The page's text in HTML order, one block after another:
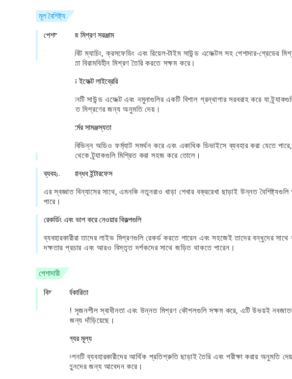
মূল বৈশিষ্ট্য
পেশাদার ডিজে মিশ্রণ সরঞ্জাম
ডিজে এটা! বিট ম্যাচিং, ক্রসফেডিং এবং রিয়েল-টাইম সাউন্ড এফেক্টস সহ পেশাদার-গ্রেডের
প্রো এর মতো বিরামবিহীন মিশ্রণ তৈরি করতে সক্ষম করে।
বিস্তৃত সাউন্ড ইফেক্ট লাইব্রেরি
অ্যাপ্লিকেশনটি সাউন্ড এফেক্ট এবং নমুনাগুলির একটি বিশাল গ্রন্থাগার সরবরাহ করে যা
ব্যক্তিগতকৃত মিশ্রণের জন্য অনুমতি দেয়।
ক্রস-প্ল্যাটফর্মের সামঞ্জস্যতা
ডিজে এটা! বিভিন্ন অডিও ফর্ম্যাট সমর্থন করে এবং একাধিক ডিভাইসে ব্যবহার করা যেতে
কোনও উত্স থেকে ট্র্যাকগুলি মিশ্রিত করা সহজ করে তোলে।
ব্যবহারকারী-বান্ধব ইন্টারফেস
এর স্বজ্ঞাত বিন্যাসের সাথে, এমনকি নতুনরাও খাড়া শেখার বক্ররেখা ছাড়াই উন্নত
পারে।
রেকর্ডিং এবং ভাগ করে নেওয়ার বিকল্পগুলি
ব্যবহারকারীরা তাদের লাইভ মিশ্রণগুলি রেকর্ড করতে পারেন এবং সহজেই তাদের বন্ধুদের
দক্ষতার প্রচার এবং আরও বিস্তৃত দর্শকদের সাথে জড়িত থাকতে পারেন।
পেশাদারী
বিস্তৃত কার্যকারিতা
ডিজে এটা! সৃজনশীল স্বাধীনতা এবং উন্নত মিশ্রণ কৌশলগুলি সক্ষম করে, এটি উভয়ই
সেটগুলির জন্য দাঁড়িয়েছে।
সাশ্রয়ী মূল্যের মূল্য
অ্যাপ্লিকেশনটি ব্যবহারকারীদের আর্থিক প্রতিশ্রুতি ছাড়াই তৈরি এবং পরীক্ষা করার অনুমতি
ক্ষেত্রে নতুনদের জন্য আবেদন করে।